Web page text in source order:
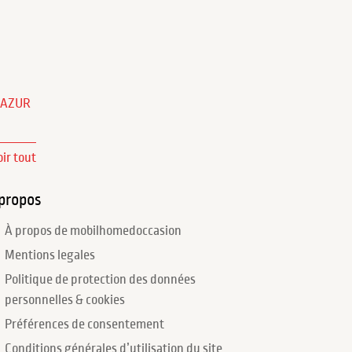
tout
À propos de mobilhomedoccasion
Mentions legales
Politique de protection des données
personnelles & cookies
Préférences de consentement
Conditions générales d’utilisation du site